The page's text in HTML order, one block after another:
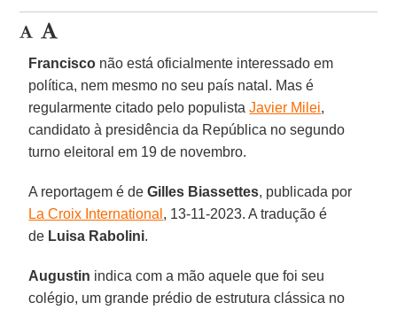
Francisco não está oficialmente interessado em
política, nem mesmo no seu país natal. Mas é
regularmente citado pelo populistaJavier Milei,
candidato à presidência da República no segundo
turno eleitoral em 19 de novembro.
A reportagem é deGilles Biassettes, publicada por
La Croix International , 13-11-2023. A tradução é
de Luisa Rabolini.
Augustin indica com a mão aquele que foi seu
colégio, um grande prédio de estrutura clássica no